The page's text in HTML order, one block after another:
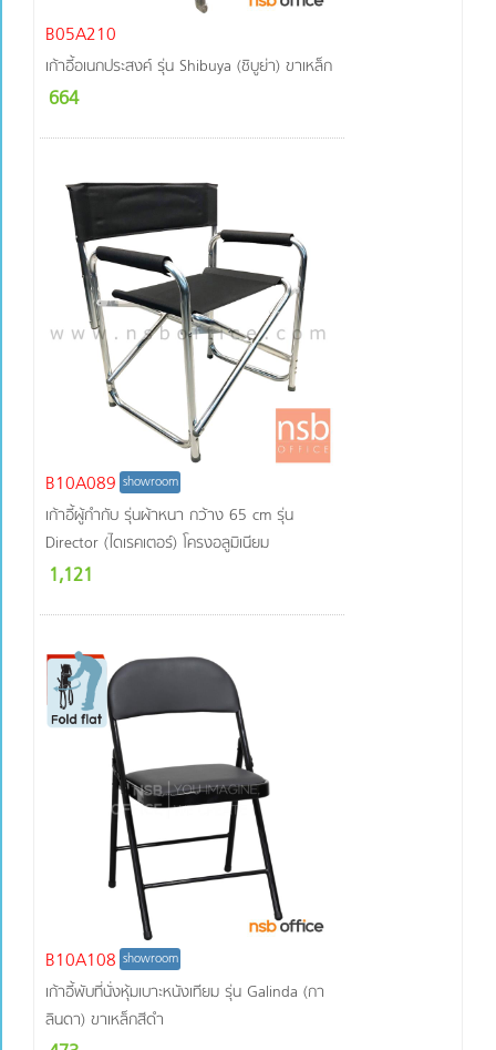
B05A210
เก้าอี้อเนกประสงค์ รุ่น Shibuya (ชิบูย่า) ขาเหล็ก
664
B10A089 showroom
เก้าอี้ผู้กำกับ รุ่นผ้าหนา กว้าง 65 cm รุ่น
Director (ไดเรคเตอร์) โครงอลูมิเนียม
1,121
B10A108 showroom
เก้าอี้พับที่นั่งหุ้มเบาะหนังเทียม รุ่น Galinda (กา
ลินดา) ขาเหล็กสีดำ